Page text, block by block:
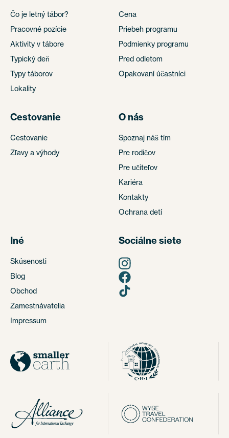
Čo je letný tábor?
Pracovné pozície
Aktivity v tábore
Typický deň
Typy táborov
Lokality
Cena
Priebeh programu
Podmienky programu
Pred odletom
Opakovaní účastníci
Cestovanie
Cestovanie
Zľavy a výhody
O nás
Spoznaj náš tím
Pre rodičov
Pre učiteľov
Kariéra
Kontakty
Ochrana detí
Iné
Skúsenosti
Blog
Obchod
Zamestnávatelia
Impressum
Sociálne siete